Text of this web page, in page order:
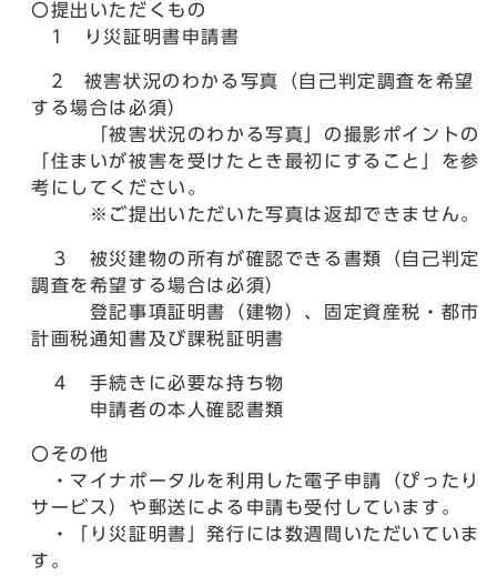
〇提出いただくもの
1 り災証明書申請書
2 被害状況のわかる写真（自己判定調査を希望
する場合は必須）
「被害状況のわかる写真」の撮影ポイントの
「住まいが被害を受けたとき最初にすること」を参
考にしてください。
※ご提出いただいた写真は返却できません。
３ 被災建物の所有が確認できる書類（自己判定
調査を希望する場合は必須）
登記事項証明書（建物）、固定資産税・都市
計画税通知書及び課税証明書
４ 手続きに必要な持ち物
申請者の本人確認書類
〇その他
・マイナポータルを利用した電子申請（ぴったり
サービス）や郵送による申請も受付しています。
・「り災証明書」発行には数週間いただいていま
す。